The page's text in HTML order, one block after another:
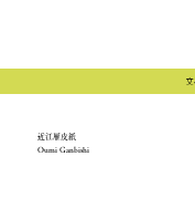
文
近江雁皮紙
Oumi Ganbishi